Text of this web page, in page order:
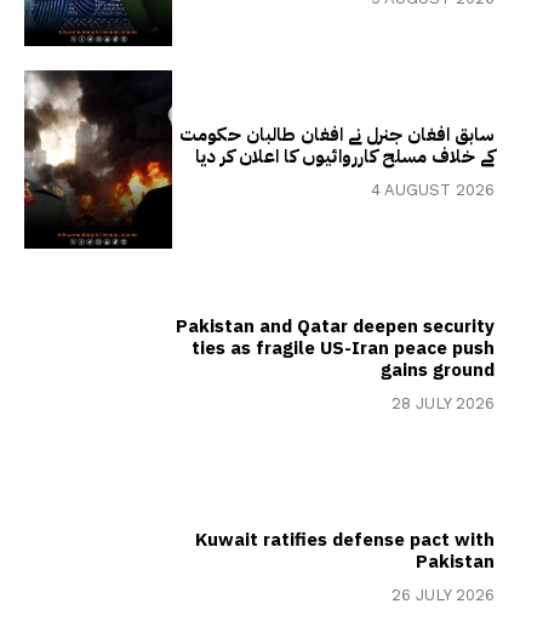
سابق افغان جنرل نے افغان طالبان حکومت
کے خلاف مسلح کارروائیوں کا اعلان کر دیا
4 AUGUST 2026
Pakistan and Qatar deepen security
ties as fragile US-Iran peace push
gains ground
28 JULY 2026
Kuwait ratifies defense pact with
Pakistan
26 JULY 2026